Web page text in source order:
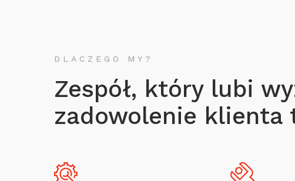
DLACZEGO MY?
Zespół, który lubi
zadowolenie klienta